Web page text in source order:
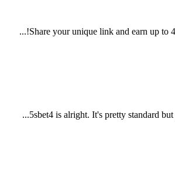
Share your unique link and earn up to
5sbet4 is alright. It's pretty standard but